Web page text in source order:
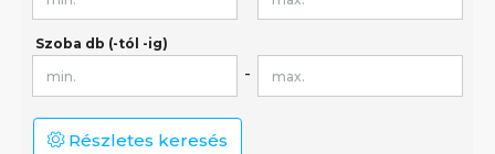
Szoba db (-tól -ig)
Részletes keresés